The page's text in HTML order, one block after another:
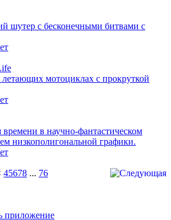
шутер с бесконечными битвами с
летающих мотоциклах с прокруткой
времени в научно-фантастическом
низкополигональной графики.
45678 ... 76